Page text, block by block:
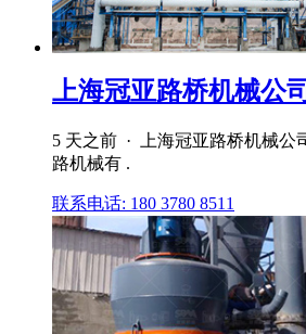
上海冠亚路桥机械公司
5 天之前 · 上海冠亚路桥机械公
路机械有 .
联系电话: 180 3780 8511